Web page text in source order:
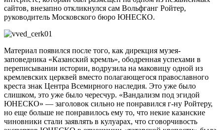
сайтов, внезапно откликнулся сам Вольфганг Ройтер,
руководитель Московского бюро ЮНЕСКО.
Материал появился после того, как дирекция музея-
заповедника «Казанский кремль», ободренная успехами в
переписывании истории, водрузила на маковицу одной из
кремлевских церквей вместо полагающегося православного
креста знак Центра Всемирного наследия. Это уже было
слишком, это уже было чересчур. «Вандализм под эгидой
ЮНЕСКО» — заголовок сильно не понравился г-ну Ройтеру,
но еще больше не понравилось ему то, что некие казанские
чиновники стали заявлять в кулуарах, что сговорчивость